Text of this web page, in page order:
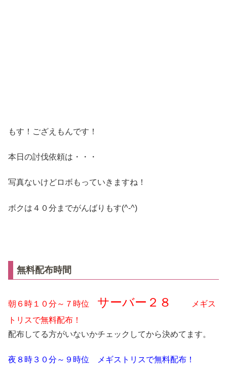
もす！ござえもんです！
本日の討伐依頼は・・・
写真ないけどロボもっていきますね！
ボクは４０分までがんばりもす(^-^)
無料配布時間
朝６時１０分～７時位 サーバー２８
メギス
トリスで無料配布！
配布してる方がいないかチェックしてから決めてます。
夜８時３０分～９時位 メギストリスで無料配布！